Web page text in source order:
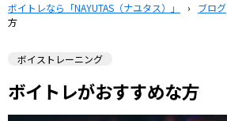
ボイトレなら「NAYUTAS（ナユタス）」 › ブログ
方
ボイストレーニング
ボイトレがおすすめな方